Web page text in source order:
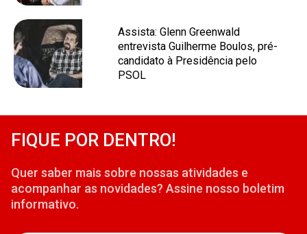
Assista: Glenn Greenwald
entrevista Guilherme Boulos, pré-
candidato à Presidência pelo
PSOL
FIQUE POR DENTRO!
Quer saber mais sobre nossas atividades e
acompanhar as novidades? Assine nosso boletim
informativo.